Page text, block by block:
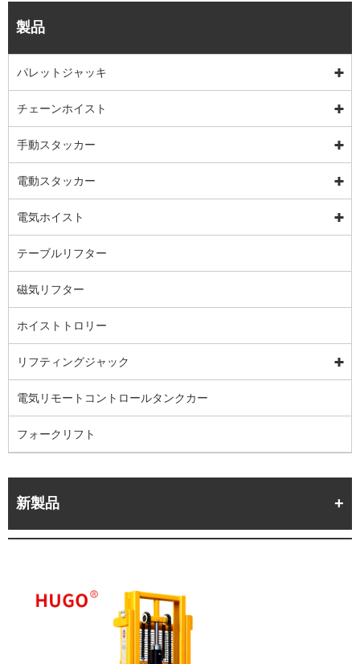
製品
パレットジャッキ
チェーンホイスト
手動スタッカー
電動スタッカー
電気ホイスト
テーブルリフター
磁気リフター
ホイストトロリー
リフティングジャック
電気リモートコントロールタンクカー
フォークリフト
新製品